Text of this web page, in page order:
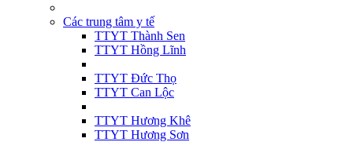
Các trung tâm y tế
TTYT Thành Sen
TTYT Hồng Lĩnh
TTYT Đức Thọ
TTYT Can Lộc
TTYT Hương Khê
TTYT Hương Sơn